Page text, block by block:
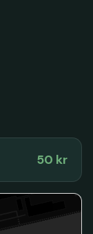
50 kr